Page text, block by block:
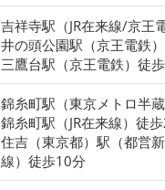
吉祥寺駅（JR在来線/京王
井の頭公園駅（京王電鉄
三鷹台駅（京王電鉄）徒
錦糸町駅（東京メトロ半
錦糸町駅（JR在来線）徒
住吉（東京都）駅（都営
線）徒歩10分